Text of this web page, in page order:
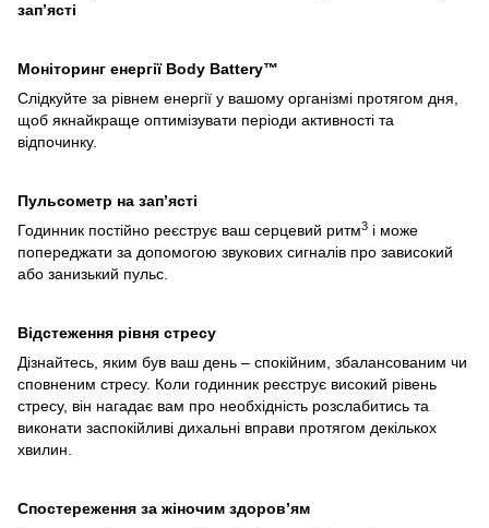
зап’ясті
Моніторинг енергії Body Battery™
Слідкуйте за рівнем енергії у вашому організмі протягом дня,
щоб якнайкраще оптимізувати періоди активності та
відпочинку.
Пульсометр на зап’ясті
Годинник постійно реєструє ваш серцевий ритм3 і може
попереджати за допомогою звукових сигналів про зависокий
або занизький пульс.
Відстеження рівня стресу
Дізнайтесь, яким був ваш день – спокійним, збалансованим чи
сповненим стресу. Коли годинник реєструє високий рівень
стресу, він нагадає вам про необхідність розслабитись та
виконати заспокійливі дихальні вправи протягом декількох
хвилин.
Спостереження за жіночим здоров’ям